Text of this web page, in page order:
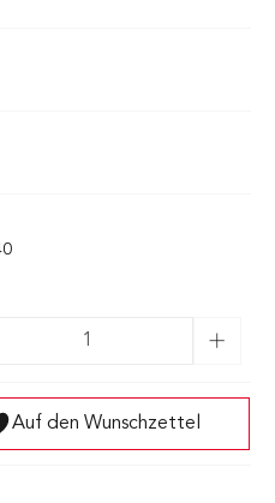
Auf den Wunschzettel